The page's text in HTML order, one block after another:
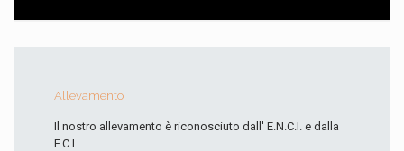
Allevamento
Il nostro allevamento è riconosciuto dall' E.N.C.I. e dalla
F.C.I.